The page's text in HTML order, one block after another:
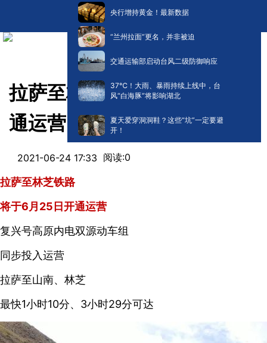
央行增持黄金！最新数据
“兰州拉面”更名，并非被迫
交通运输部启动台风二级防御响应
​37℃！大雨、暴雨持续上线中，台
风“白海豚”将影响湖北
夏天爱穿洞洞鞋？这些“坑”一定要避
开！
拉萨至林芝铁路6月25日要开
通运营了！
2021-06-24 17:33 阅读:0
拉萨至林芝铁路
将于6月25日开通运营
复兴号高原内电双源动车组
同步投入运营
拉萨至山南、林芝
最快1小时10分、3小时29分可达